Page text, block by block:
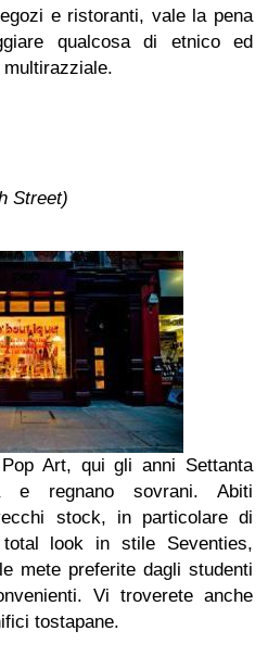
e ristoranti, vale la pena
qualcosa di etnico ed
multirazziale.
Street)
Art, qui gli anni Settanta
e regnano sovrani. Abiti
stock, in particolare di
look in stile Seventies,
mete preferite dagli studenti
Vi troverete anche
tostapane.